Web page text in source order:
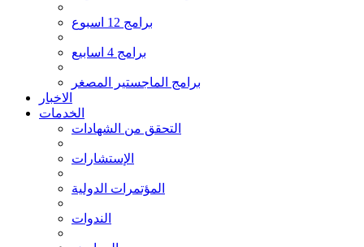
برامج 12 اسبوع
برامج 4 اسابيع
برامج الماجستير المصغر
الاخبار
الخدمات
التحقق من الشهادات
الإستشارات
المؤتمرات الدولية
الندوات